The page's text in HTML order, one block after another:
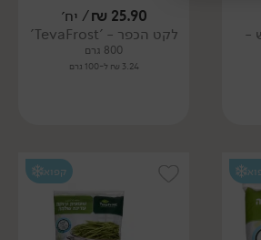
-
25.90
₪/ יח׳
לקט הכפר - 'TevaFrost'
800 גרם
3.24 ₪ ל-100 גרם
קפוא